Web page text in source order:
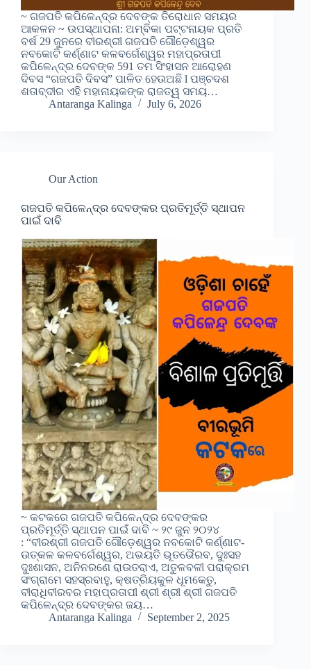
~ ଗଜପତି କପିଳେନ୍ଦ୍ର ଦେବଙ୍କ ତିରୋଧାନ ସମୟର
ଆକଳନ ~ ଉପସ୍ଥାପନା: ଅମ୍ବିକା ପଟ୍ଟନାୟକ ପ୍ରତି
ବର୍ଷ 29 ଜୁନରେ ବୀରଶ୍ରୀ ଗଜପତି ଗୌଡ଼େଶ୍ୱର
ନବକୋଟି କର୍ଣ୍ଣାଟ କଳବର୍ଗେଶ୍ୱର ମହାପ୍ରତାପୀ
କପିଳେନ୍ଦ୍ର ଦେବଙ୍କ 591 ତମ ସିଂହାସନ ଆରୋହଣ
ଦିବସ “ଗଜପତି ଦିବସ” ପାଳିତ ହେଉଅଛି l ପଞ୍ଚଦଶ
ଶତାବ୍ଦୀର ଏହି ମହାନାୟକଙ୍କ ରାଜତ୍ୱ ସମୟ…
Antaranga Kalinga
July 6, 2026
Our Action
ଗଜପତି କପିଳେନ୍ଦ୍ର ଦେବଙ୍କର ପ୍ରତିମୂର୍ତ୍ତି ସ୍ଥାପନ
ପାଇଁ ଦାବି
~ କଟକରେ ଗଜପତି କପିଳେନ୍ଦ୍ର ଦେବଙ୍କର
ପ୍ରତିମୂର୍ତ୍ତି ସ୍ଥାପନ ପାଇଁ ଦାବି ~ ୨୯ ଜୁନ ୨୦୨୪
: “ବୀରଶ୍ରୀ ଗଜପତି ଗୌଡ଼େଶ୍ୱର ନବକୋଟି କର୍ଣ୍ଣାଟ-
ଉତ୍କଳ କଳବର୍ଗେଶ୍ୱର, ଅଭୟତି ଭୂତଭୈରବ, ଦୁଃସହ
ଦୁଃଶାସନ, ଅନିନରଣେ ରାଉତରାଏ, ଅତୁଳବଳୀ ପରାକ୍ରମ
ସଂଗ୍ରାମେ ସହସ୍ରବାହୁ, କ୍ଷତ୍ରିୟକୁଳ ଧୂମକେତୁ,
ବୀରାଧିବୀରବର ମହାପ୍ରତାପୀ ଶ୍ରୀ ଶ୍ରୀ ଶ୍ରୀ ଗଜପତି
କପିଳେନ୍ଦ୍ର ଦେବଙ୍କର ଜୟ…
Antaranga Kalinga
September 2, 2025